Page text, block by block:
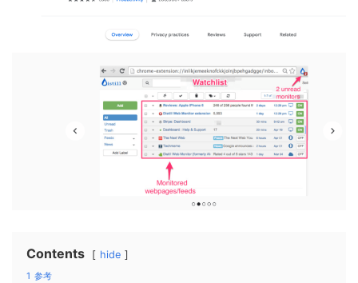
Contents hide
1 参考